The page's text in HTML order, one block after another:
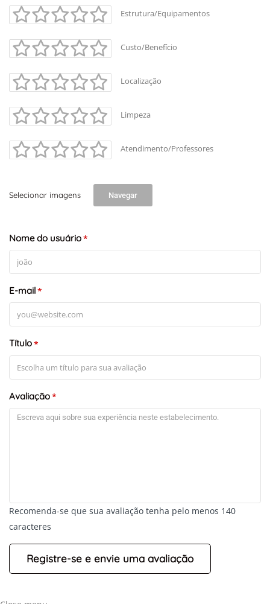
Leaflet
Estrutura/Equipamentos
Custo/Benefício
Localização
Limpeza
Atendimento/Professores
Selecionar imagens Navegar
Nome do usuário*
E-mail*
Título*
Avaliação*
Recomenda-se que sua avaliação tenha pelo menos 140
caracteres